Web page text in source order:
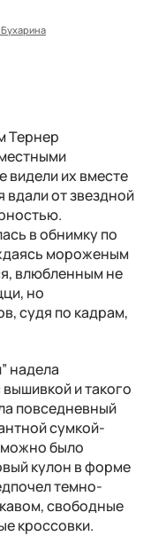
Тернер
видели их вместе
от звездной
в обнимку по
мороженым
влюбленным не
но
судя по кадрам,
надела
и такого
повседневный
сумкой-
можно было
кулон в форме
темно-
свободные
кроссовки.